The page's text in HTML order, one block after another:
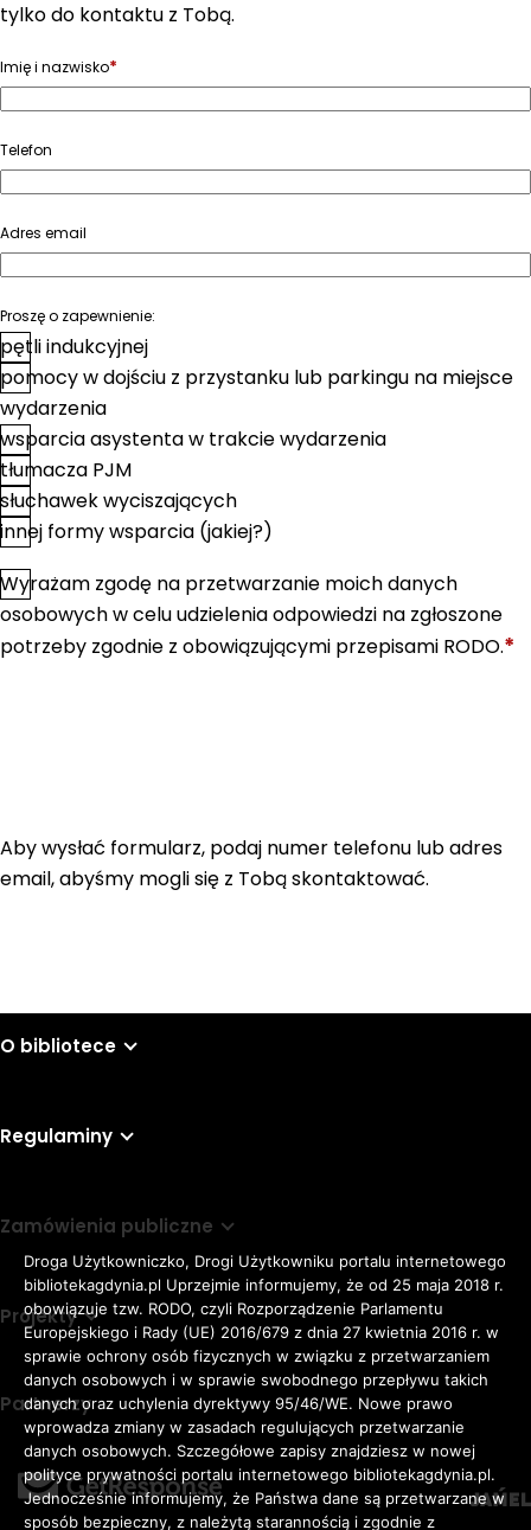
Rozmiar
czcionki
Adomyślna czcionka
Awiększa czcionka
Aduża czcionka
KONTRAST:
ZWIĘKSZ
ODSTĘPY
tylko do kontaktu z Tobą.
Imię i nazwisko*
Telefon
Adres email
Proszę o zapewnienie:
pętli indukcyjnej
pomocy w dojściu z przystanku lub parkingu na miejsce
wydarzenia
wsparcia asystenta w trakcie wydarzenia
tłumacza PJM
słuchawek wyciszających
innej formy wsparcia (jakiej?)
Zgoda*
Wyrażam zgodę na przetwarzanie moich danych
osobowych w celu udzielenia odpowiedzi na zgłoszone
potrzeby zgodnie z obowiązującymi przepisami RODO.*
Aby wysłać formularz, podaj numer telefonu lub adres
email, abyśmy mogli się z Tobą skontaktować.
O bibliotece
Regulaminy
Zamówienia publiczne
Projekty
Partnerzy
Droga Użytkowniczko, Drogi Użytkowniku portalu internetowego
bibliotekagdynia.pl Uprzejmie informujemy, że od 25 maja 2018 r.
obowiązuje tzw. RODO, czyli Rozporządzenie Parlamentu
Europejskiego i Rady (UE) 2016/679 z dnia 27 kwietnia 2016 r. w
sprawie ochrony osób fizycznych w związku z przetwarzaniem
danych osobowych i w sprawie swobodnego przepływu takich
danych oraz uchylenia dyrektywy 95/46/WE. Nowe prawo
wprowadza zmiany w zasadach regulujących przetwarzanie
danych osobowych. Szczegółowe zapisy znajdziesz w nowej
polityce prywatności portalu internetowego bibliotekagdynia.pl.
Jednocześnie informujemy, że Państwa dane są przetwarzane w
sposób bezpieczny, z należytą starannością i zgodnie z